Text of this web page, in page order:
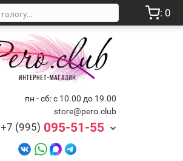
: 0
пн - сб: с 10.00 до 19.00
store@pero.club
+7 (995) 095-51-55